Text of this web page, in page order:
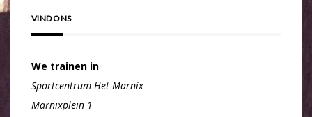
VIND ONS
We trainen in
Sportcentrum Het Marnix
Marnixplein 1